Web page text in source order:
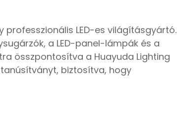
professzionális LED-es világításgyártó.
a LED-panel-lámpák és a
összpontosítva a Huayuda Lighting
tanúsítványt, biztosítva, hogy